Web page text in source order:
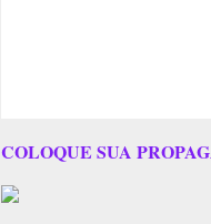
COLOQUE SUA